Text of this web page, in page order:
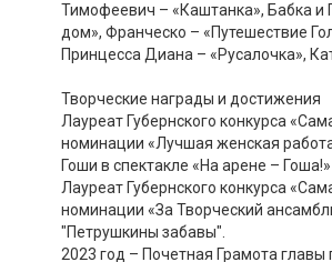
Тимофеевич – «Каштанка», Бабка и
дом», Франческо – «Путешествие
Принцесса Диана – «Русалочка»,
Творческие награды и достижения
Лауреат Губернского конкурса
номинации «Лучшая женская
Гоши в спектакле «На арене – Гоша!»
Лауреат Губернского конкурса
номинации «За Творческий
"Петрушкины забавы".
2023 год – Почетная Грамота главы